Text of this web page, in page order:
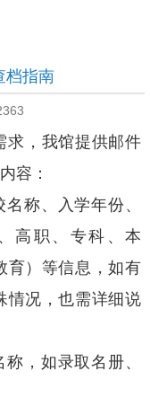
档指南
求，我馆提供邮件
容：
称、入学年份、
高职、专科、本
育）等信息，如有
情况，也需详细说
，如录取名册、